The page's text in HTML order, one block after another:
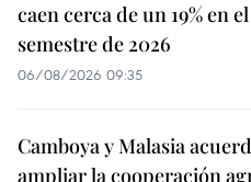
caen cerca de un 19% en
semestre de 2026
06/08/2026 09:35
Camboya y Malasia
ampliar la cooperación